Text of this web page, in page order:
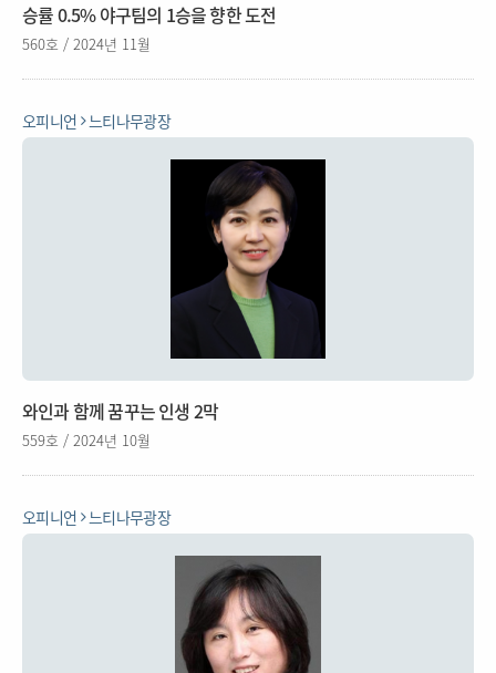
승률 0.5% 야구팀의 1승을 향한 도전
560호 / 2024년 11월
오피니언 느티나무광장
와인과 함께 꿈꾸는 인생 2막
559호 / 2024년 10월
오피니언 느티나무광장